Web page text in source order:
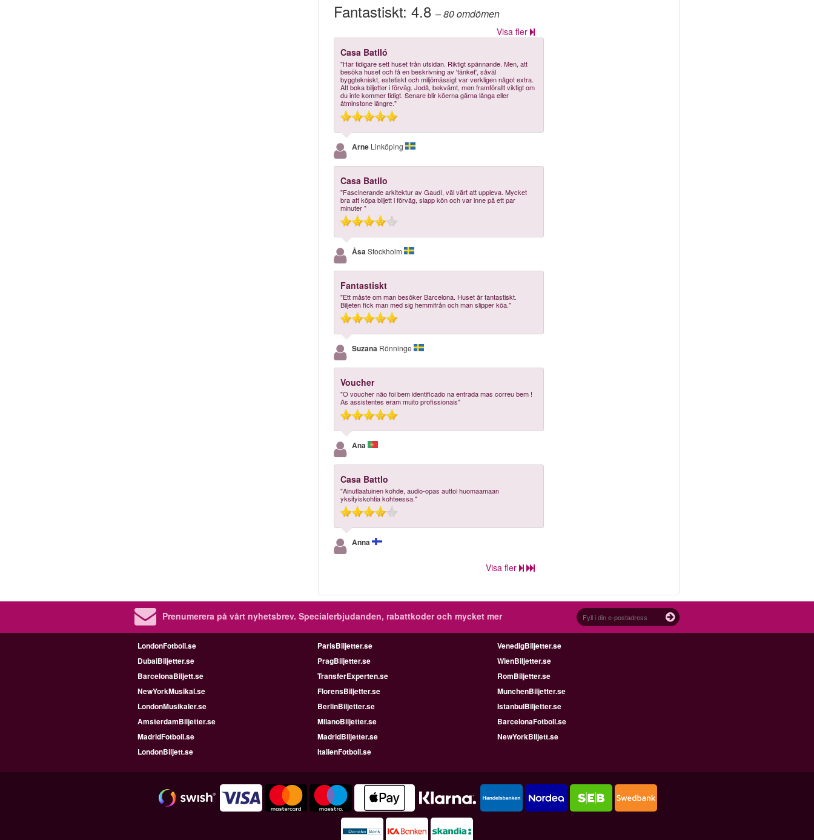
Fantastiskt:4.8– 80omdömen
Visa fler
Casa Batlló
"Har tidigare sett huset från utsidan. Riktigt spännande. Men, att
besöka huset och få en beskrivning av 'tänket', såväl
byggtekniskt, estetiskt och miljömässigt var verkligen något extra.
Att boka biljetter i förväg. Jodå, bekvämt, men framförallt viktigt om
du inte kommer tidigt. Senare blir köerna gärna långa eller
åtminstone längre."
Arne Linköping
Casa Batllo
"Fascinerande arkitektur av Gaudí, väl värt att uppleva. Mycket
bra att köpa biljett i förväg, slapp kön och var inne på ett par
minuter "
ÅsaStockholm
Fantastiskt
"Ett måste om man besöker Barcelona. Huset är fantastiskt.
Biljeten fick man med sig hemmifrån och man slipper köa."
Suzana Rönninge
Voucher
"O voucher não foi bem identificado na entrada mas correu bem !
As assistentes eram muito profissionais"
Ana
Casa Battlo
"Ainutlaatuinen kohde, audio-opas auttoi huomaamaan
yksityiskohtia kohteessa."
Anna
Visa fler
Prenumerera på vårt nyhetsbrev. Specialerbjudanden, rabattkoder och mycket mer
LondonFotboll.se ParisBiljetter.se
VenedigBiljetter.se
DubaiBiljetter.se
PragBiljetter.se
WienBiljetter.se
BarcelonaBiljett.se
TransferExperten.se
RomBiljetter.se
NewYorkMusikal.se
FlorensBiljetter.se
MunchenBiljetter.se
LondonMusikaler.se
BerlinBiljetter.se
IstanbulBiljetter.se
AmsterdamBiljetter.se
MilanoBiljetter.se
BarcelonaFotboll.se
MadridFotboll.se
MadridBiljetter.se
NewYorkBiljett.se
LondonBiljett.se
ItalienFotboll.se